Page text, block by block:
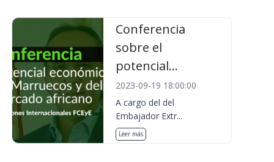
Conferencia
sobre el
potencial...
2023-09-19 18:00:00
A cargo del del
Embajador Extr...
Leer más